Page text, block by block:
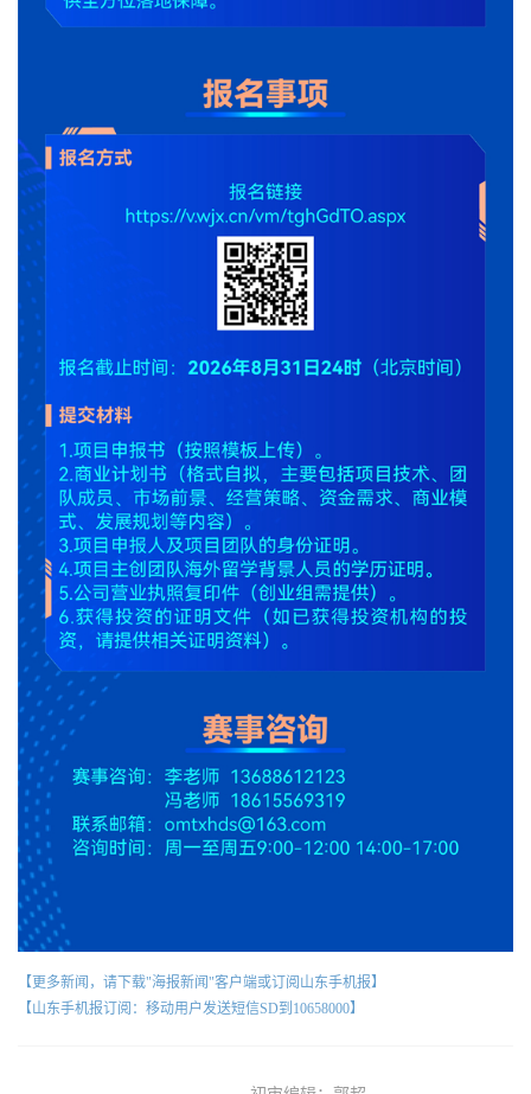
【更多新闻，请下载"海报新闻"客户端或订阅山东手机报】
【山东手机报订阅：移动用户发送短信SD到10658000】